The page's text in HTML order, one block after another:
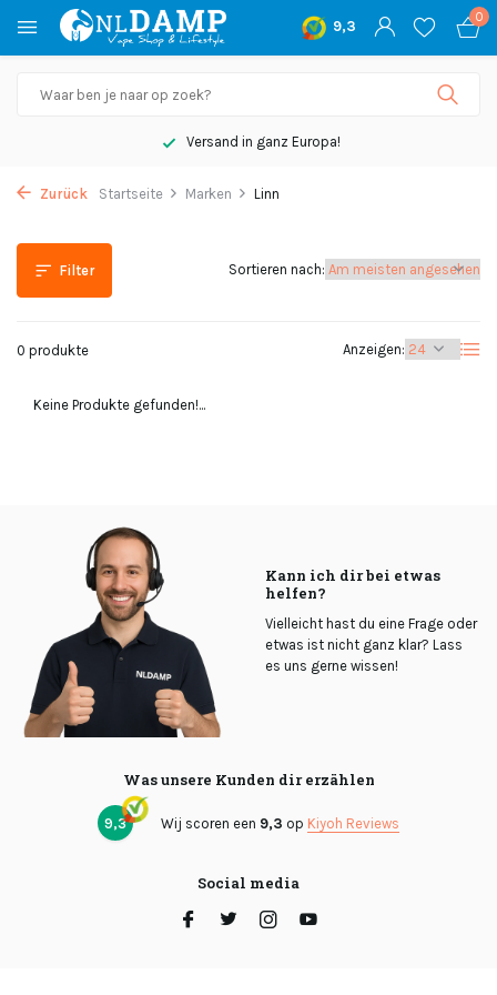
9,3
0
Versand in ganz Europa!
Zurück Startseite Marken Linn
Filter
0 produkte Anzeigen:
Sortieren nach:
Keine Produkte gefunden!...
Kann ich dir bei etwas
helfen?
Vielleicht hast du eine Frage oder
etwas ist nicht ganz klar? Lass
es uns gerne wissen!
Was unsere Kunden dir erzählen
9,3 Wij scoren een 9,3 op Kiyoh Reviews
Social media